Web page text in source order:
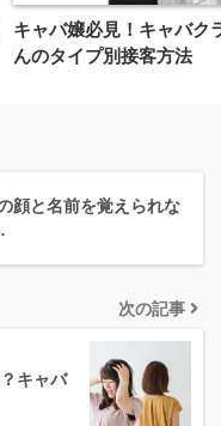
キャバ嬢必見！キャバク
んのタイプ別接客方法
顔と名前を覚えられな
次の記事
キャバ